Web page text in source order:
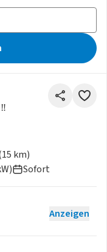
‼️
km)
Sofort
Anzeigen